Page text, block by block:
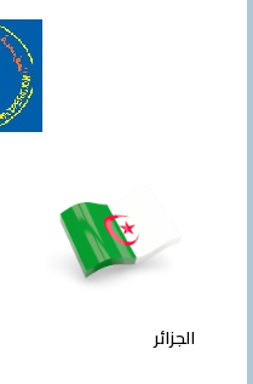
الجزائر